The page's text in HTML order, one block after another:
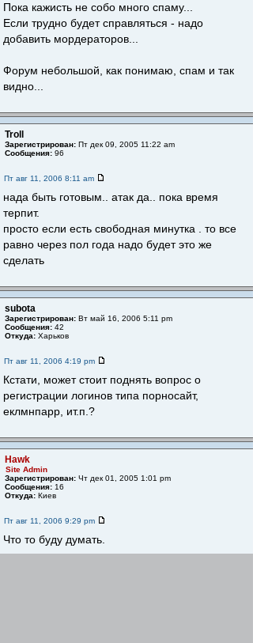
Пока кажисть не собо много спаму...
Если трудно будет справляться - надо
добавить мордераторов...
Форум небольшой, как понимаю, спам и так
видно...
Troll
Зарегистрирован: Пт дек 09, 2005 11:22 am
Сообщения: 96
Пт авг 11, 2006 8:11 am
нада быть готовым.. атак да.. пока время
терпит.
просто если есть свободная минутка . то все
равно через пол года надо будет это же
сделать
subota
Зарегистрирован: Вт май 16, 2006 5:11 pm
Сообщения: 42
Откуда: Харьков
Пт авг 11, 2006 4:19 pm
Кстати, может стоит поднять вопрос о
регистрации логинов типа порносайт,
еклмнпарр, ит.п.?
Hawk
Site Admin
Зарегистрирован: Чт дек 01, 2005 1:01 pm
Сообщения: 16
Откуда: Киев
Пт авг 11, 2006 9:29 pm
Что то буду думать.